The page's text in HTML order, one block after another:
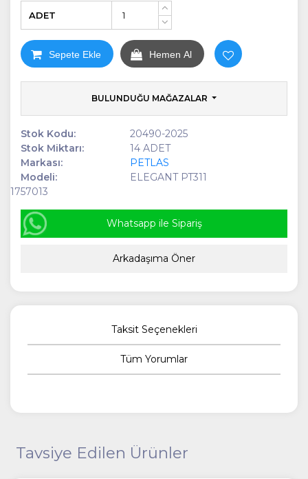
+
ADET
Sepete Ekle Hemen Al
BULUNDUĞU MAĞAZALAR
Stok Kodu:
20490-2025
Stok Miktarı:
14 ADET
Markası:
PETLAS
Modeli:
ELEGANT PT311
1757013
Whatsapp ile Sipariş
Arkadaşıma Öner
Taksit Seçenekleri
Tüm Yorumlar
Tavsiye Edilen Ürünler